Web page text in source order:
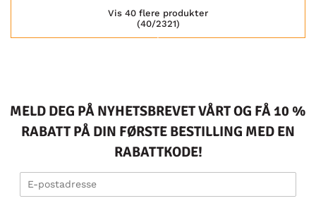
(40/2321)
Vis 40 flere produkter
MELD DEG PÅ NYHETSBREVET VÅRT OG FÅ 10 %
RABATT PÅ DIN FØRSTE BESTILLING MED EN
RABATTKODE!